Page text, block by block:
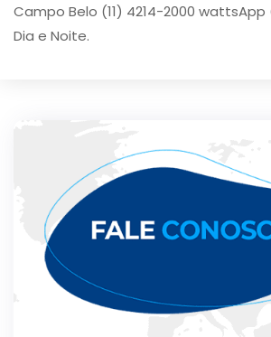
Campo Belo (11) 4214-2000 wattsApp
Dia e Noite.